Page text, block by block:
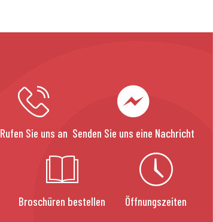
Rufen Sie uns an Senden Sie uns eine Nachricht
Broschüren bestellen Öffnungszeiten